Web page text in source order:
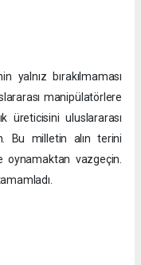
yalnız bırakılmaması
manipülatörlere
üreticisini uluslararası
Bu milletin alın terini
oynamaktan vazgeçin.